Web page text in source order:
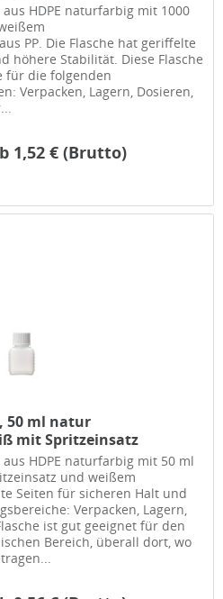
HDPE naturfarbig mit 1000
PP. Die Flasche hat geriffelte
höhere Stabilität. Diese Flasche
für die folgenden
Verpacken, Lagern, Dosieren,
1,52 € (Brutto)
50 ml natur
mit Spritzeinsatz
HDPE naturfarbig mit 50 ml
und weißem
Seiten für sicheren Halt und
Verpacken, Lagern,
ist gut geeignet für den
Bereich, überall dort, wo